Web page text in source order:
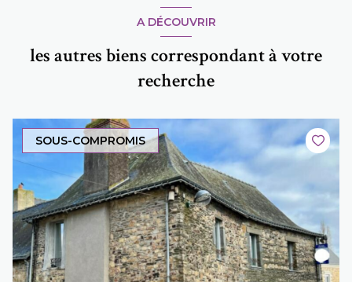
A DÉCOUVRIR
les autres biens correspondant à votre
recherche
SOUS-COMPROMIS